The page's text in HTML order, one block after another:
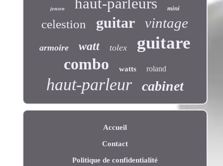
jensen mini
celestion guitar vintage
armoire watt tolex guitare
combo watts roland
haut-parleur cabinet
Accueil
Contact
Politique de confidentialité